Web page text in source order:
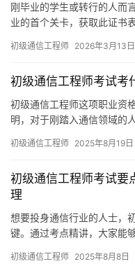
刚毕业的学生或转行的人而
业的首个关卡，获取此证书
初级通信工程师 2026年3月13日
初级通信工程师考试考
初级通信工程师这项职业资
明，对于刚踏入通信领域的
初级通信工程师 2025年8月19日
初级通信工程师考试要
理
想要投身通信行业的人士，
键。通过考点精讲，大家能
初级通信工程师 2025年8月8日